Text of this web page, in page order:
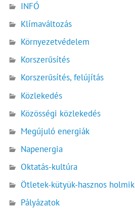
INFÓ
Klímaváltozás
Környezetvédelem
Korszerűsítés
Korszerűsítés, felújítás
Közlekedés
Közösségi közlekedés
Megújuló energiák
Napenergia
Oktatás-kultúra
Ötletek-kütyük-hasznos holmik
Pályázatok